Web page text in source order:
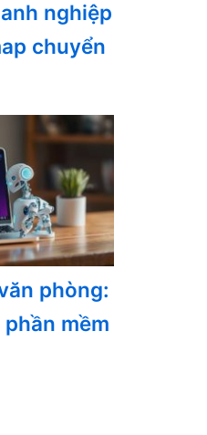
nghiệp
chuyển
phòng:
mềm